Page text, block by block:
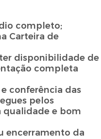
completo;
Carteira de
disponibilidade de
completa
conferência das
pelos
qualidade e bom
encerramento da